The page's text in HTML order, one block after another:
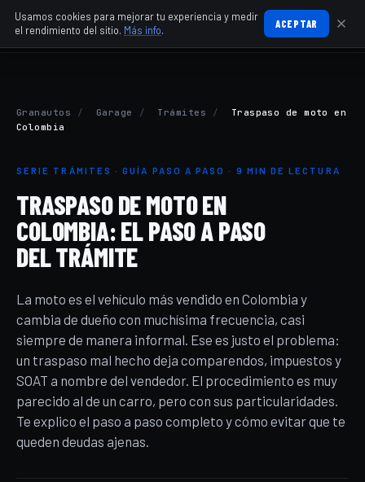
Granautos / Garage / Trámites /
Traspaso de moto en
Colombia
SERIE TRÁMITES · GUÍA PASO A PASO · 9 MIN DE LECTURA
TRASPASO DE MOTO EN
COLOMBIA: EL PASO A PASO
DEL TRÁMITE
La moto es el vehículo más vendido en Colombia y
cambia de dueño con muchísima frecuencia, casi
siempre de manera informal. Ese es justo el problema:
un traspaso mal hecho deja comparendos, impuestos y
SOAT a nombre del vendedor. El procedimiento es muy
parecido al de un carro, pero con sus particularidades.
Te explico el paso a paso completo y cómo evitar que te
queden deudas ajenas.
Usamos cookies para mejorar tu experiencia y medir
el rendimiento del sitio. Más info. ACEPTAR